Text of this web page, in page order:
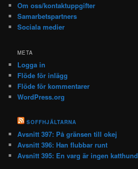
Om oss/kontaktuppgifter
Samarbetspartners
Sociala medier
META
Logga in
Flöde för inlägg
Flöde för kommentarer
WordPress.org
SOFFHJÄLTARNA
Avsnitt 397: På gränsen till okej
Avsnitt 396: Han flubbar runt
Avsnitt 395: En varg är ingen katthund